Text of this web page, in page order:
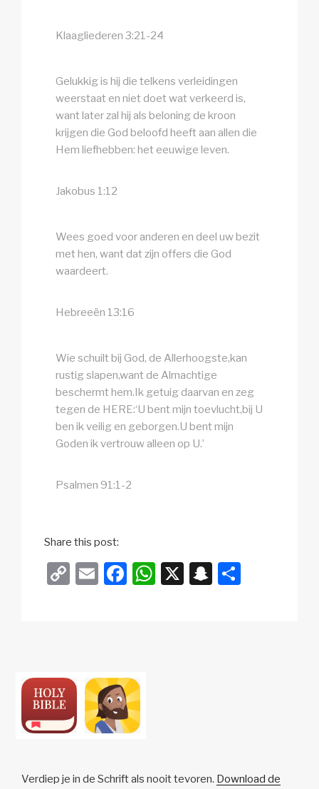
Klaagliederen 3:21-24
Gelukkig is hij die telkens verleidingen
weerstaat en niet doet wat verkeerd is,
want later zal hij als beloning de kroon
krijgen die God beloofd heeft aan allen die
Hem liefhebben: het eeuwige leven.
Jakobus 1:12
Wees goed voor anderen en deel uw bezit
met hen, want dat zijn offers die God
waardeert.
Hebreeën 13:16
Wie schuilt bij God, de Allerhoogste,kan
rustig slapen,want de Almachtige
beschermt hem.Ik getuig daarvan en zeg
tegen de HERE:‘U bent mijn toevlucht,bij U
ben ik veilig en geborgen.U bent mijn
Goden ik vertrouw alleen op U.’
Psalmen 91:1-2
Share this post:
C
n
k
E
F
o
o
k
W X
S
Verdiep je in de Schrift als nooit tevoren. Download de